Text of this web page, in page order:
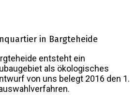
in Bargteheide
entsteht ein
als ökologisches
von uns belegt 2016 den 1.